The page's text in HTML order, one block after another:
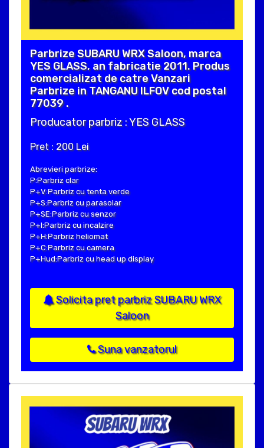
Parbrize SUBARU WRX Saloon, marca
YES GLASS, an fabricatie 2011. Produs
comercializat de catre Vanzari
Parbrize in TANGANU ILFOV cod postal
77039 .
Producator parbriz : YES GLASS
Pret : 200 Lei
Abrevieri parbrize:
P:Parbriz clar
P+V:Parbriz cu tenta verde
P+S:Parbriz cu parasolar
P+SE:Parbriz cu senzor
P+I:Parbriz cu incalzire
P+H:Parbriz heliomat
P+C:Parbriz cu camera
P+Hud:Parbriz cu head up display
Solicita pret parbriz SUBARU WRX
Saloon
Suna vanzatorul